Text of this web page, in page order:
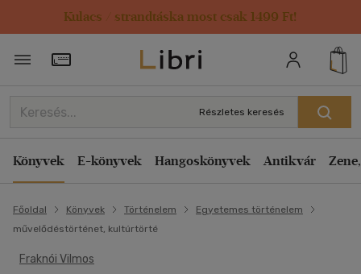
Kulacs / strandtáska most csak 1499 Ft!
Törzsvásárlói Kártya adatai
Részletes keresés
Könyvek E-könyvek Hangoskönyvek Antikvár
Főoldal Könyvek Történelem
Egyetemes történelem
művelődéstörténet, kultúrtörté
Fraknói Vilmos